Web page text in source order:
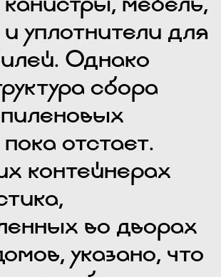
уплотнители для
Однако
сбора
отстает.
контейнерах
во дворах
указано, что